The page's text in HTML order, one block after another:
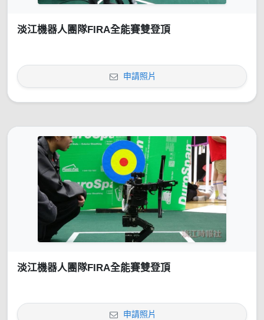
淡江機器人團隊FIRA全能賽雙登頂
申請照片
淡江機器人團隊FIRA全能賽雙登頂
申請照片